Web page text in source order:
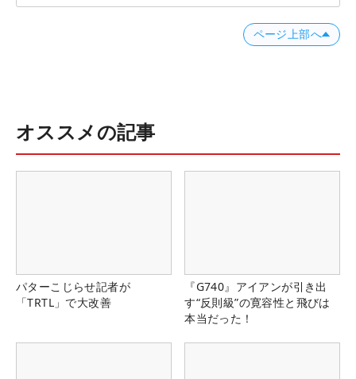
ページ上部へ
オススメの記事
パターこじらせ記者が
「TRTL」で大改善
『G740』アイアンが引き出
す“反則級”の寛容性と飛びは
本当だった！